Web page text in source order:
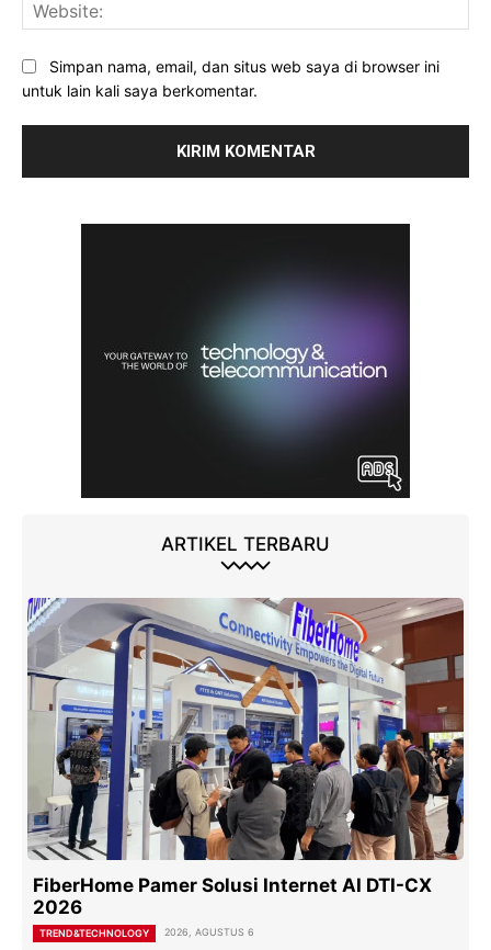
Simpan nama, email, dan situs web saya di browser ini
untuk lain kali saya berkomentar.
ARTIKEL TERBARU
FiberHome Pamer Solusi Internet AI DTI-CX
2026
TREND&TECHNOLOGY 2026, AGUSTUS 6